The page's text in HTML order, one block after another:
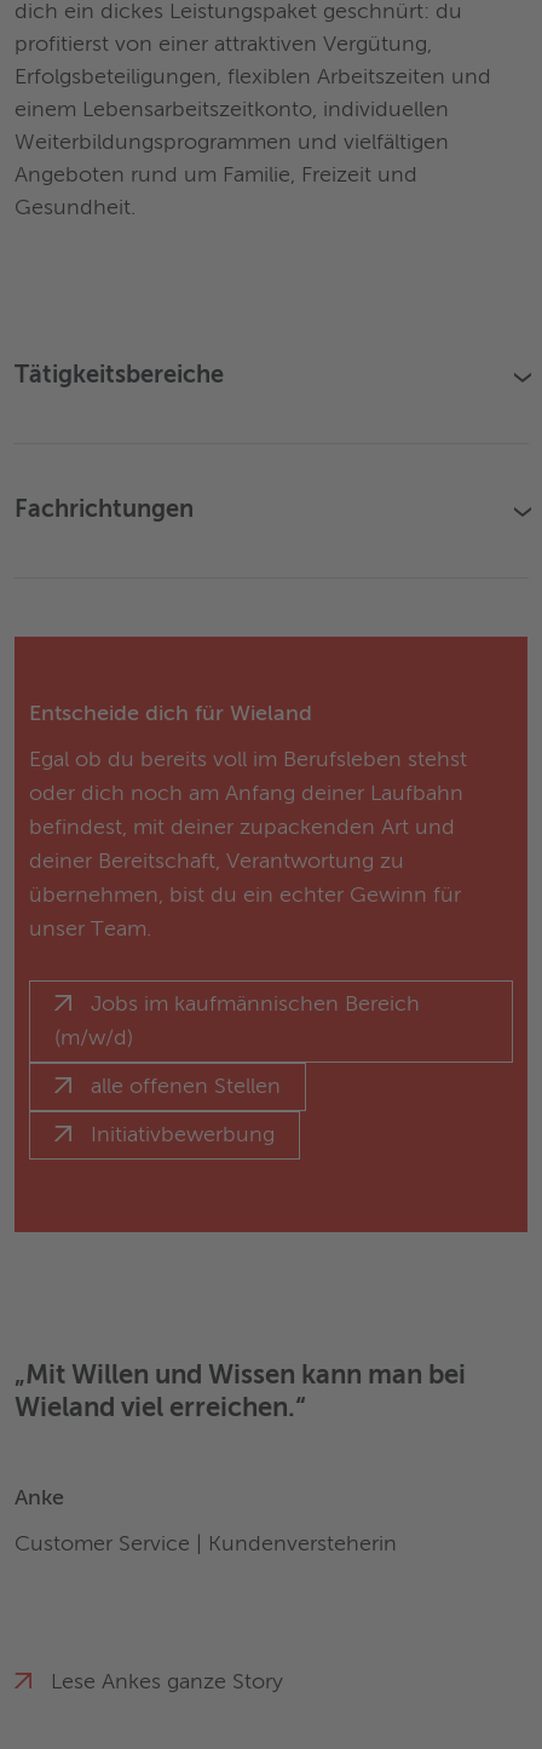
dich ein dickes Leistungspaket geschnürt: du
profitierst von einer attraktiven Vergütung,
Erfolgsbeteiligungen, flexiblen Arbeitszeiten und
einem Lebensarbeitszeitkonto, individuellen
Weiterbildungsprogrammen und vielfältigen
Angeboten rund um Familie, Freizeit und
Gesundheit.
Tätigkeitsbereiche ›
Fachrichtungen ›
Entscheide dich für Wieland
Egal ob du bereits voll im Berufsleben stehst
oder dich noch am Anfang deiner Laufbahn
befindest, mit deiner zupackenden Art und
deiner Bereitschaft, Verantwortung zu
übernehmen, bist du ein echter Gewinn für
unser Team.
Jobs im kaufmännischen Bereich
(m/w/d)
alle offenen Stellen
Initiativbewerbung
„Mit Willen und Wissen kann man bei
Wieland viel erreichen.“
Anke
Customer Service | Kundenversteherin
Lese Ankes ganze Story